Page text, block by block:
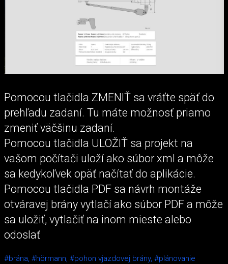
Pomocou tlačidla ZMENIŤ sa vráťte späť do
prehľadu zadaní. Tu máte možnosť priamo
zmeniť väčšinu zadaní.
Pomocou tlačidla ULOŽIŤ sa projekt na
vašom počítači uloží ako súbor xml a môže
sa kedykoľvek opäť načítať do aplikácie.
Pomocou tlačidla PDF sa návrh montáže
otváravej brány vytlačí ako súbor PDF a môže
sa uložiť, vytlačiť na inom mieste alebo
odoslať
#brána, #hörmann, #pohon vjazdovej brány, #plánovanie